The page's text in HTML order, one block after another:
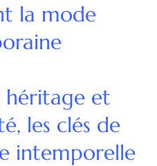
la mode
héritage et
les clés de
intemporelle